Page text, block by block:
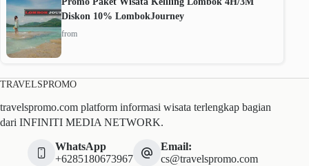
Diskon 10% LombokJourney
from
TRAVELSPROMO
travelspromo.com platform informasi wisata terlengkap bagian
dari INFINITI MEDIA NETWORK.
WhatsApp
+6285180673967
Email:
cs@travelspromo.com